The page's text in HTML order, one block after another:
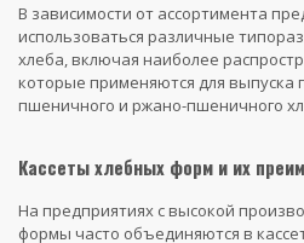
В зависимости от ассортимента
использоваться различные
хлеба, включая наиболее
которые применяются для выпуска
пшеничного и ржано-пшеничного
Кассеты хлебных форм и их
На предприятиях с высокой
формы часто объединяются в